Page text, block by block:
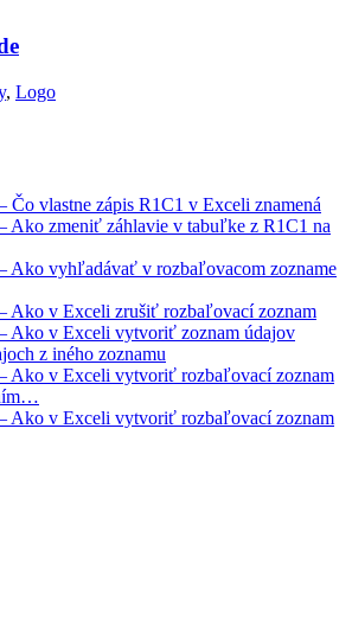
, Logo
Čo vlastne zápis R1C1 v Exceli znamená
Ako zmeniť záhlavie v tabuľke z R1C1 na
Ako vyhľadávať v rozbaľovacom zozname
Ako v Exceli zrušiť rozbaľovací zoznam
Ako v Exceli vytvoriť zoznam údajov
z iného zoznamu
Ako v Exceli vytvoriť rozbaľovací zoznam
Ako v Exceli vytvoriť rozbaľovací zoznam